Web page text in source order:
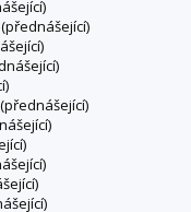
(přednášející)
(přednášející)